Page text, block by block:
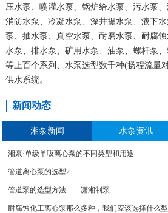
压水泵、喷灌水泵、锅炉给水泵、污水泵、
消防水泵、冷凝水泵、深井提水泵、液下
泵、抽水泵、真空水泵、耐磨水泵、耐腐
水泵、排水泵、矿用水泵、油泵、螺杆泵
等上百个系列、水泵选型数千种(扬程流量
供水系统。
新闻动态
湘泵新闻 水泵资讯
湘泵·单级单吸离心泵的不同类型和用途
管道离心泵的选型2
管道泵的选型方法——潇湘制泵
耐腐蚀化工离心泵那么多种，我们应该选择什么型